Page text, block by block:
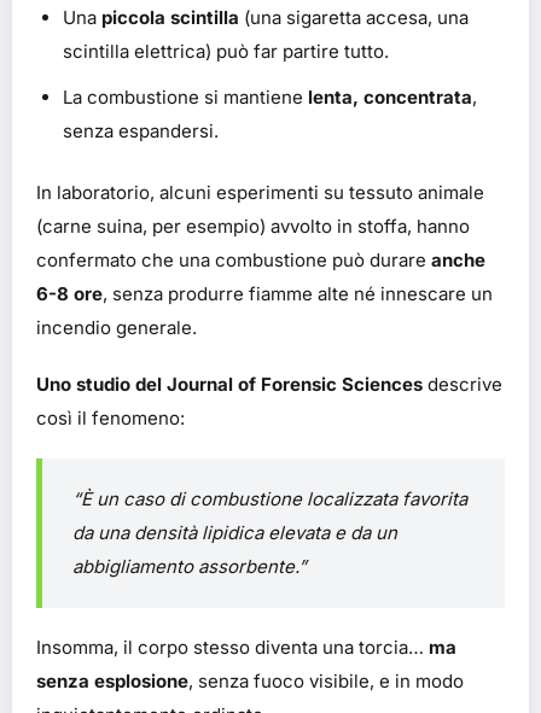
Una piccola scintilla (una sigaretta accesa, una
scintilla elettrica) può far partire tutto.
La combustione si mantiene lenta, concentrata,
senza espandersi.
In laboratorio, alcuni esperimenti su tessuto animale
(carne suina, per esempio) avvolto in stoffa, hanno
confermato che una combustione può durare anche
6-8 ore, senza produrre fiamme alte né innescare un
incendio generale.
Uno studio del Journal of Forensic Sciences descrive
così il fenomeno:
“È un caso di combustione localizzata favorita
da una densità lipidica elevata e da un
abbigliamento assorbente.”
Insomma, il corpo stesso diventa una torcia… ma
senza esplosione, senza fuoco visibile, e in modo